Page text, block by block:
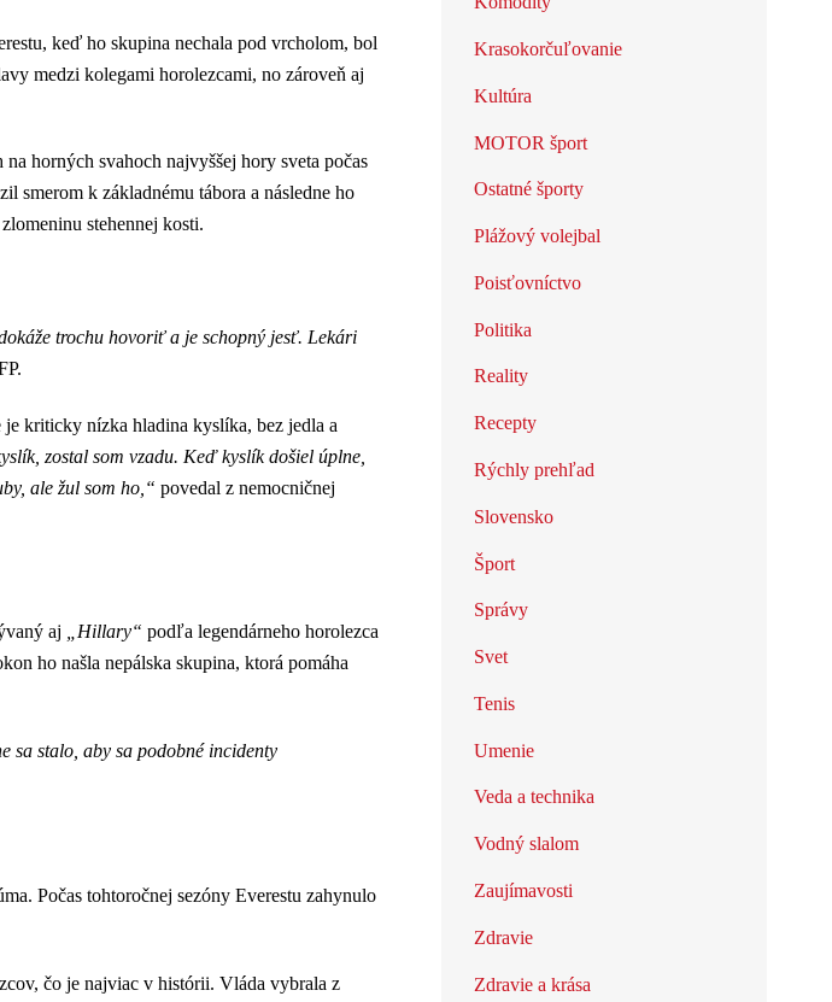
keď ho skupina nechala pod vrcholom, bol
medzi kolegami horolezcami, no zároveň aj
horných svahoch najvyššej hory sveta počas
smerom k základnému tábora a následne ho
stehennej kosti.
trochu hovoriť a je schopný jesť. Lekári
je kriticky nízka hladina kyslíka, bez jedla a
zostal som vzadu. Keď kyslík došiel úplne,
ale žul som ho,“ povedal z nemocničnej
aj „Hillary“ podľa legendárneho horolezca
ho našla nepálska skupina, ktorá pomáha
sa stalo, aby sa podobné incidenty
Počas tohtoročnej sezóny Everestu zahynulo
čo je najviac v histórii. Vláda vybrala z
Krasokorčuľovanie
Kultúra
MOTOR šport
Ostatné športy
Plážový volejbal
Poisťovníctvo
Politika
Reality
Recepty
Rýchly prehľad
Slovensko
Šport
Správy
Svet
Tenis
Umenie
Veda a technika
Vodný slalom
Zaujímavosti
Zdravie
Zdravie a krása